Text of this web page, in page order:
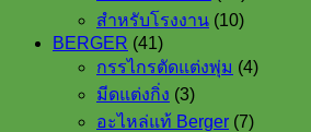
products
สำหรับโรงงาน 1010
products
BERGER 4141
products
กรรไกรตัดแต่งพุ่ม 44
products
มีดแต่งกิ่ง 33
products
อะไหล่แท้ Berger 77